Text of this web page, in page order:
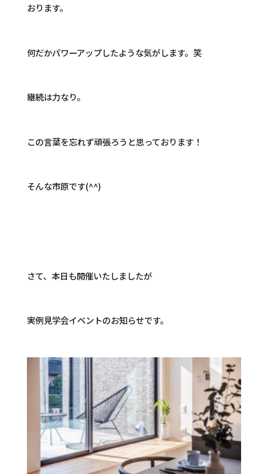
おります。
何だかパワーアップしたような気がします。笑
継続は力なり。
この言葉を忘れず頑張ろうと思っております！
そんな市原です(^^)
さて、本日も開催いたしましたが
実例見学会イベントのお知らせです。